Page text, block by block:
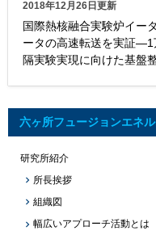
2018年12月26日更新
国際熱核融合実験炉イー
ータの高速転送を実証―1
隔実験実現に向けた基盤
六ヶ所フュージョンエネ
研究所紹介
所長挨拶
組織図
幅広いアプローチ活動とは